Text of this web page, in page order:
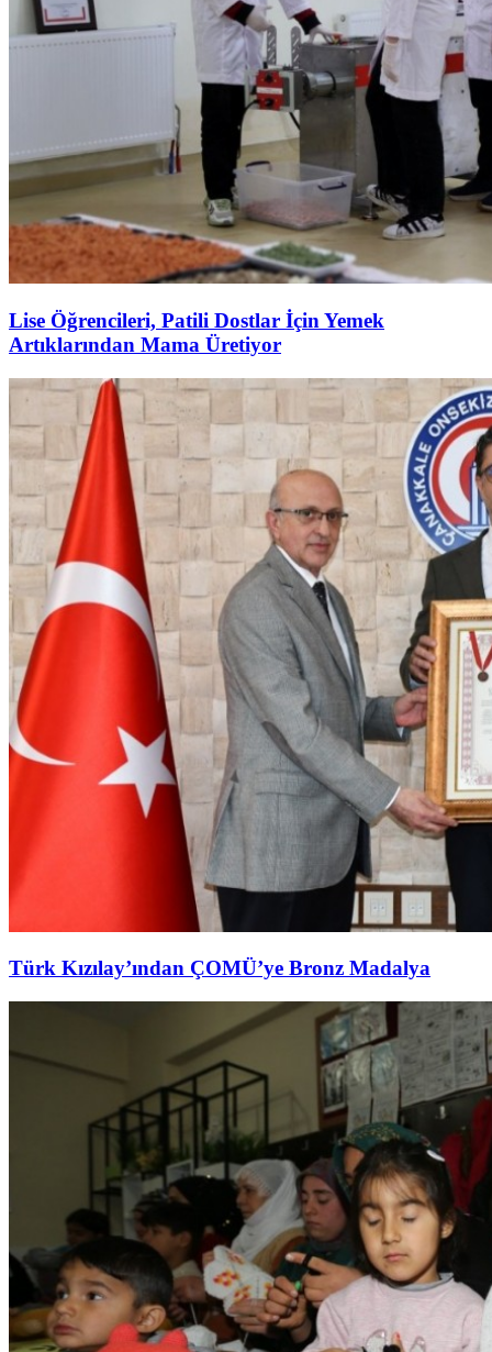
Lise Öğrencileri, Patili Dostlar İçin Yemek
Artıklarından Mama Üretiyor
Türk Kızılay’ından ÇOMÜ’ye Bronz Madalya